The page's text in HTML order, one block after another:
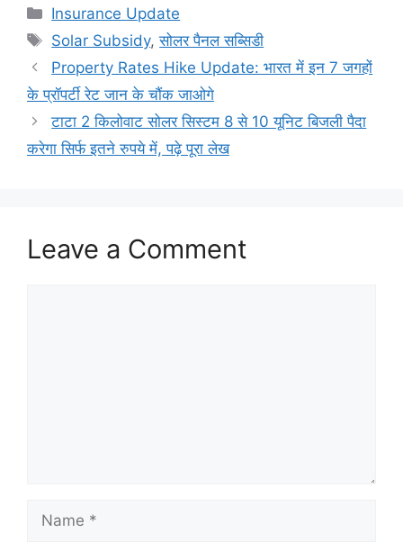
Categories
Insurance Update
Tags
Solar Subsidy,सोलर पैनल सब्सिडी
Property Rates Hike Update: भारत में इन 7 जगहों
के प्रॉपर्टी रेट जान के चौंक जाओगे
टाटा 2 किलोवाट सोलर सिस्टम 8 से 10 यूनिट बिजली पैदा
करेगा सिर्फ इतने रुपये में, पढ़े पूरा लेख
Leave a Comment
Name